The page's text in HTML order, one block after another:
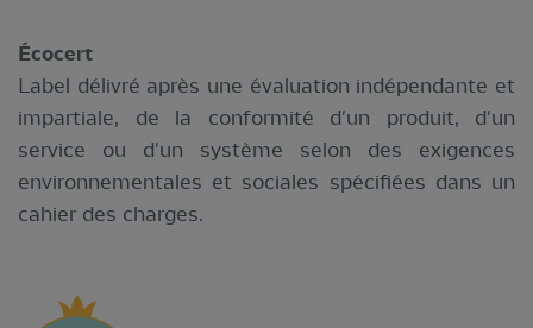
Écocert
Label délivré après une évaluation indépendante et
impartiale, de la conformité d'un produit, d'un
service ou d'un système selon des exigences
environnementales et sociales spécifiées dans un
cahier des charges.